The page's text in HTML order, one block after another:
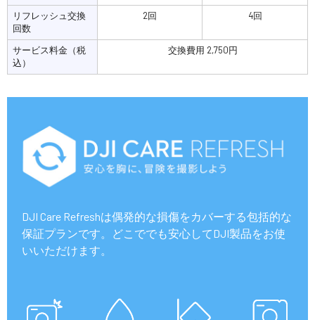
リフレッシュ交換
回数
2回 4回
サービス料金（税
込）
交換費用 2,750円
DJI Care Refreshは偶発的な損傷をカバーする包括的な
保証プランです。どこででも安心してDJI製品をお使
いいただけます。